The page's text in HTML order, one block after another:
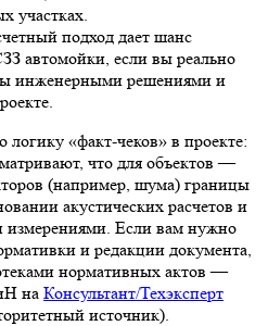
участках.
подход дает шанс
автомойки, если вы реально
инженерными решениями и
«факт‑чеков» в проекте:
что для объектов —
(например, шума) границы
акустических расчетов и
измерениями. Если вам нужно
и редакции документа,
нормативных актов —
на Консультант/Техэксперт
источник).